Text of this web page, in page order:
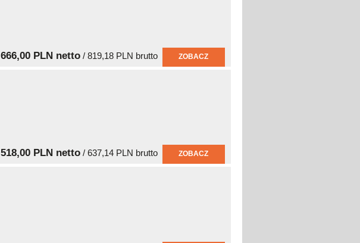
666,00 PLN netto/ 819,18 PLN brutto ZOBACZ
518,00 PLN netto/ 637,14 PLN brutto ZOBACZ